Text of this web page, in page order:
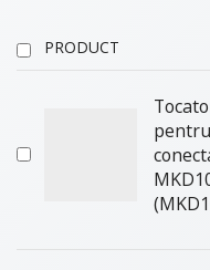
PRODUCT